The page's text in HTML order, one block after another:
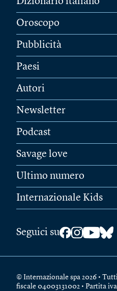
Oroscopo
Pubblicità
Paesi
Autori
Newsletter
Podcast
Savage love
Ultimo numero
Internazionale Kids
Seguici su
© Internazionale spa 2026 •
fiscale 04003131002 • Partita